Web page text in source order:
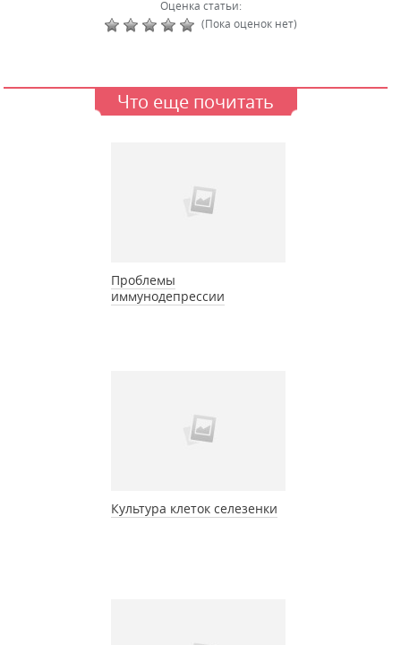
Оценка статьи:
(Пока оценок нет)
Что еще почитать
Проблемы
иммунодепрессии
Культура клеток селезенки